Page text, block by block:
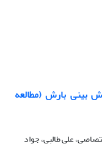
بینی بارش (مطالعه
علی طالبی، جواد